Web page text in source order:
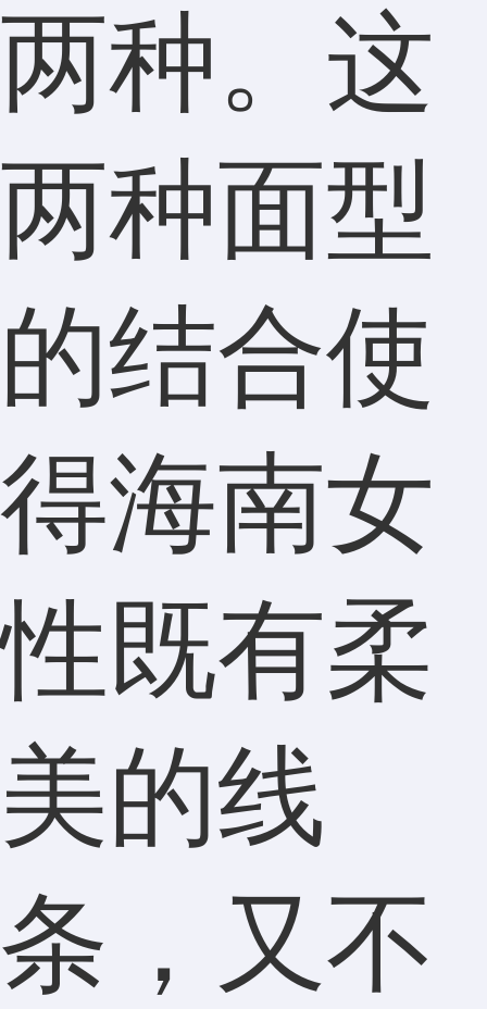
两种。这
两种面型
的结合使
得海南女
性既有柔
美的线
条，又不